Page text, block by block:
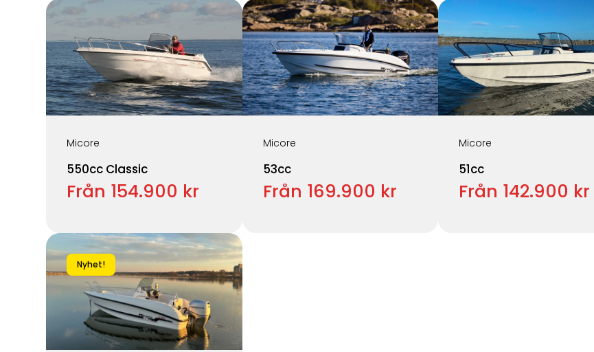
Micore
550cc Classic
Från 154.900 kr
Micore
53cc
Från 169.900 kr
Micore
51cc
Från 142.900 kr
Nyhet!